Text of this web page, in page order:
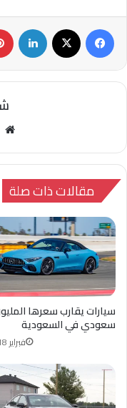
فيسبوك ‫X لينكدإن بينتيريست
مقالات ذات صلة
سيارات يقارب سعرها
سعودي في السعودية
فبراير 18, 2026